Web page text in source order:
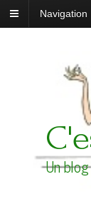
Navigation
Un